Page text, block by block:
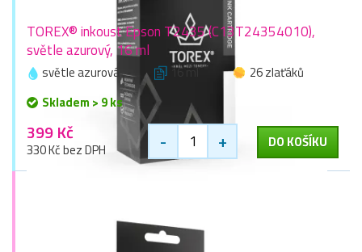
TOREX® inkoust Epson T2435 (C13T24354010),
světle azurový, 16 ml
světle azurová 16 ml
26 zlaťáků
Skladem > 9 ks
399 Kč
330 Kč bez DPH - + DO KOŠÍKU